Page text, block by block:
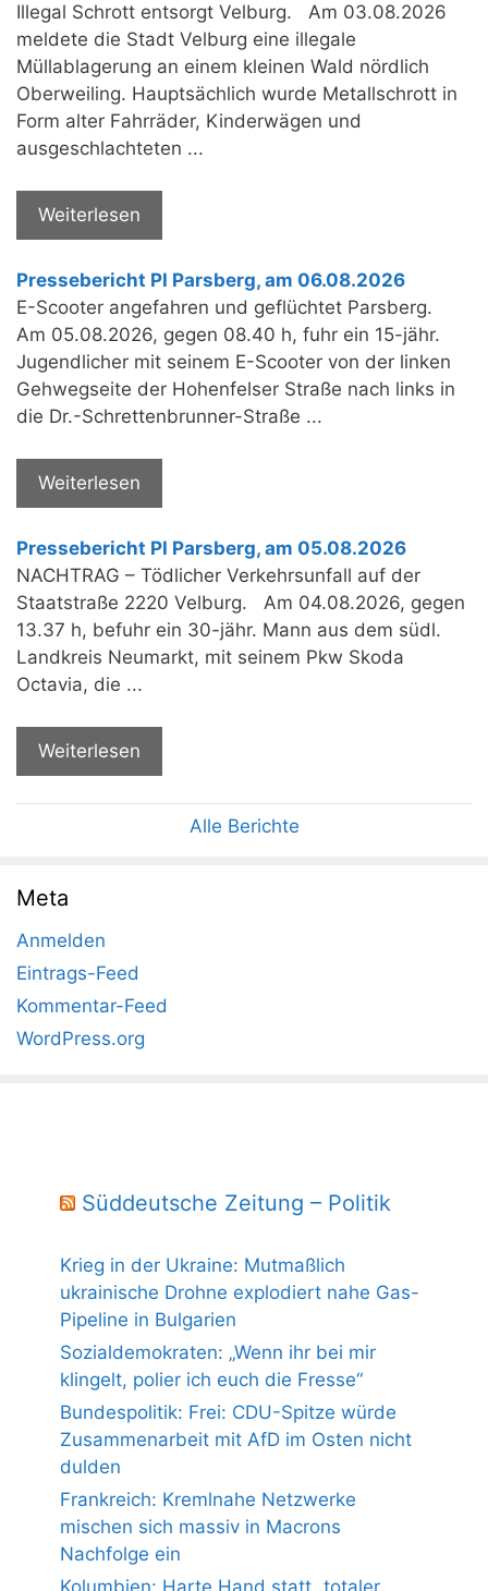
Illegal Schrott entsorgt Velburg. Am 03.08.2026
meldete die Stadt Velburg eine illegale
Müllablagerung an einem kleinen Wald nördlich
Oberweiling. Hauptsächlich wurde Metallschrott in
Form alter Fahrräder, Kinderwägen und
ausgeschlachteten ...
Weiterlesen
Pressebericht PI Parsberg, am 06.08.2026
E-Scooter angefahren und geflüchtet Parsberg.
Am 05.08.2026, gegen 08.40 h, fuhr ein 15-jähr.
Jugendlicher mit seinem E-Scooter von der linken
Gehwegseite der Hohenfelser Straße nach links in
die Dr.-Schrettenbrunner-Straße ...
Weiterlesen
Pressebericht PI Parsberg, am 05.08.2026
NACHTRAG – Tödlicher Verkehrsunfall auf der
Staatstraße 2220 Velburg. Am 04.08.2026, gegen
13.37 h, befuhr ein 30-jähr. Mann aus dem südl.
Landkreis Neumarkt, mit seinem Pkw Skoda
Octavia, die ...
Weiterlesen
Alle Berichte
Meta
Anmelden
Eintrags-Feed
Kommentar-Feed
WordPress.org
Süddeutsche Zeitung – Politik
Krieg in der Ukraine: Mutmaßlich
ukrainische Drohne explodiert nahe Gas-
Pipeline in Bulgarien
Sozialdemokraten: „Wenn ihr bei mir
klingelt, polier ich euch die Fresse“
Bundespolitik: Frei: CDU-Spitze würde
Zusammenarbeit mit AfD im Osten nicht
dulden
Frankreich: Kremlnahe Netzwerke
mischen sich massiv in Macrons
Nachfolge ein